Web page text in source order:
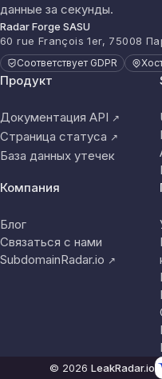
данные за секунды.
Radar Forge SASU
60 rue François 1er, 75008
Соответствует GDPR
Продукт
Документация API ↗
Страница статуса ↗
База данных утечек
Компания
Блог
Связаться с нами
SubdomainRadar.io ↗
© 2026 LeakRadar.io